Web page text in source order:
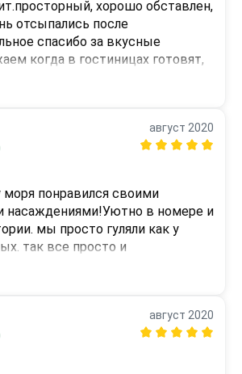
в конце февраля. Очень
хорошо обставлен,
отсыпались после
спасибо за вкусные
когда в гостиницах готовят,
время отдыха посетили все
супер!
август 2020
понравился своими
насаждениями!Уютно в номере и
мы просто гуляли как у
так все просто и
вечерние посиделки с
и купания на море, вот все
и весьма довольны
Джемете!Рекомендовали
август 2020